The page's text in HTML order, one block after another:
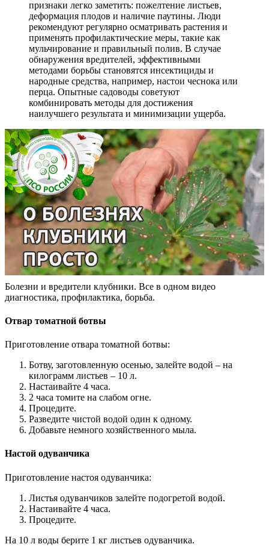
признаки легко заметить: пожелтение листьев,
деформация плодов и наличие паутины. Люди
рекомендуют регулярно осматривать растения и
применять профилактические меры, такие как
мульчирование и правильный полив. В случае
обнаружения вредителей, эффективными
методами борьбы становятся инсектициды и
народные средства, например, настои чеснока или
перца. Опытные садоводы советуют
комбинировать методы для достижения
наилучшего результата и минимизации ущерба.
Болезни и вредители клубники. Все в одном видео
диагностика, профилактика, борьба.
Отвар томатной ботвы
Приготовление отвара томатной ботвы:
Ботву, заготовленную осенью, залейте водой – на
килограмм листьев – 10 л.
Настаивайте 4 часа.
2 часа томите на слабом огне.
Процедите.
Разведите чистой водой один к одному.
Добавьте немного хозяйственного мыла.
Настой одуванчика
Приготовление настоя одуванчика:
Листья одуванчиков залейте подогретой водой.
Настаивайте 4 часа.
Процедите.
На 10 л воды берите 1 кг листьев одуванчика.